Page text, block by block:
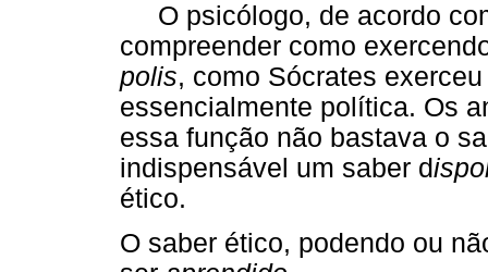
O psicólogo, de acordo
compreender como
polis, como Sócrates
essencialmente política. Os
essa função não bastava o
indispensável um saber d
ético.
O saber ético, podendo ou